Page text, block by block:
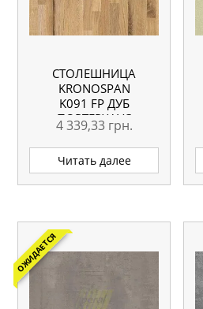
СТОЛЕШНИЦА
KRONOSPAN
K091 FP ДУБ
ПОРТЕРХАУС
СВЕТЛЫЙ
4100X600X38 ММ
4 339,33 грн.
Читать далее
ОЖИДАЕТСЯ